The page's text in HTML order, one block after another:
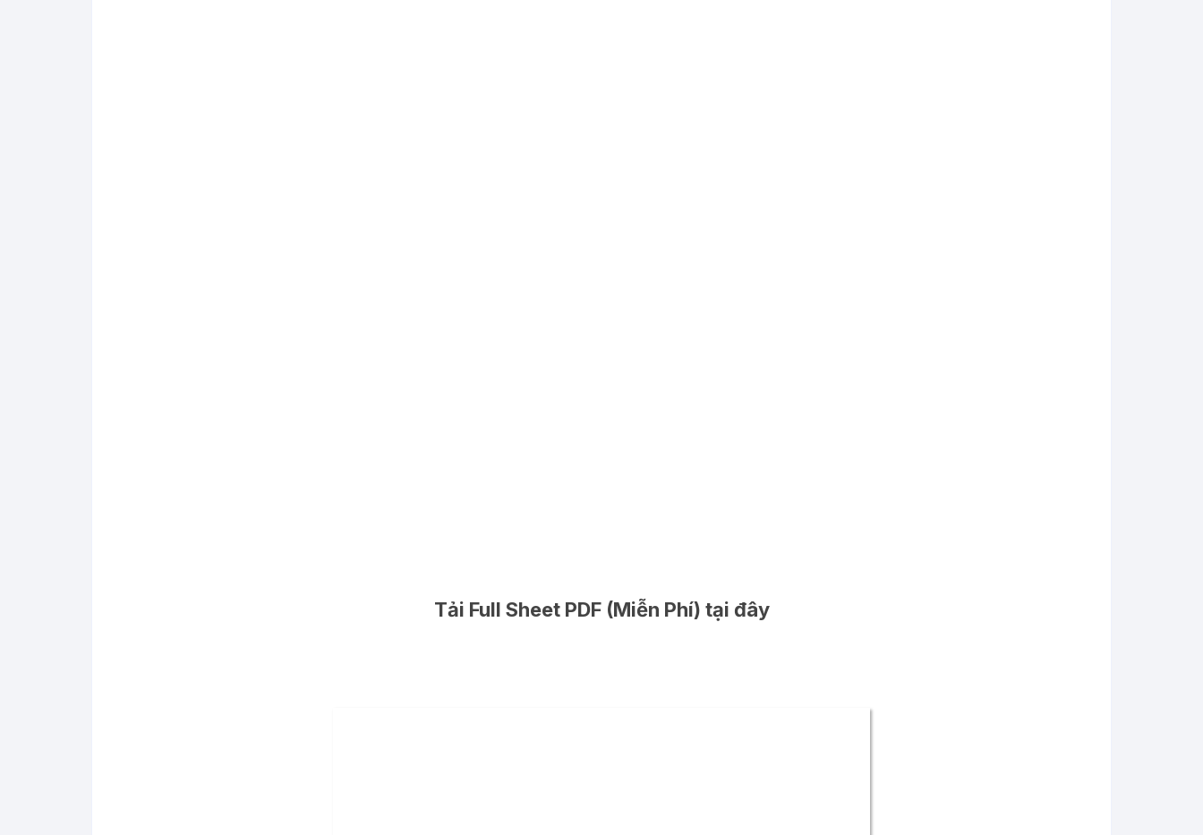
Tải Full Sheet PDF (Miễn Phí) tại đây